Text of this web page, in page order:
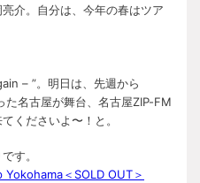
介。自分は、今年の春はツア
– ”。明日は、先週から
た名古屋が舞台、名古屋ZIP-FM
くださいよ〜！と。
す。
＜SOLD OUT＞